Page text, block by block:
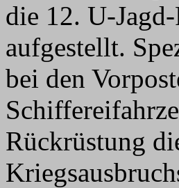
die 12. U-
aufgestellt.
bei den
Rückrüstung